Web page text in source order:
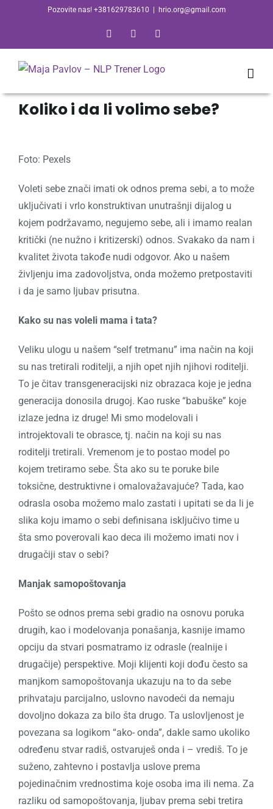
Pozovite nas! +381629783610 hrio.org@gmail.com
FacebookEmail
Koliko i da li volimo sebe?
Foto: Pexels
Voleti sebe znači imati ok odnos prema sebi, a to može
uključivati i vrlo konstruktivan unutrašnji dijalog u
kojem podržavamo, negujemo sebe, ali i imamo realan
kritički (ne nužno i kritizerski) odnos. Svakako da nam i
kvalitet života takođe nudi odgovor. Ako u našem
življenju ima zadovoljstva, onda možemo pretpostaviti
i da je samo ljubav prisutna.
Kako su nas voleli mama i tata?
Veliku ulogu u našem “self tretmanu” ima način na koji
su nas tretirali roditelji, a njih opet njih njihovi roditelji.
To je čitav transgeneracijski niz obrazaca koje je jedna
generacija donosila drugoj. Kao ruske “babuške” koje
izlaze jedna iz druge! Mi smo modelovali i
introjektovali te obrasce, tj. način na koji su nas
roditelji tretirali. Vremenom je to postao model po
kojem tretiramo sebe. Šta ako su te poruke bile
toksične, destruktivne i omalovažavajuće? Tada, kao
odrasla osoba možemo malo zastati i upitati se da li je
slika koju imamo o sebi definisana isključivo time u
šta smo poverovali kao deca ili možemo imati nov i
drugačiji stav o sebi?
Manjak samopoštovanja
Pošto se odnos prema sebi gradio na osnovu poruka
drugih, kao i modelovanja ponašanja, kasnije imamo
opciju da stvari posmatramo iz odrasle (realnije i
drugačije) perspektive. Moji klijenti koji dođu često sa
manjkom samopoštovanja ukazuju na to da sebe
prihvataju parcijalno, uslovno navodeći da nemaju
dovoljno dokaza za bilo šta drugo. Ta uslovljenost je
povezana sa logikom “ako- onda”, dakle samo ukoliko
određenu stvar radiš, ostvaruješ onda i – vrediš. To je
suženo, zahtevno i postavlja uslove prema
pojedinačnim vrednostima koje osoba ima ili nema. Za
razliku od samopoštovanja, ljubav prema sebi tretira